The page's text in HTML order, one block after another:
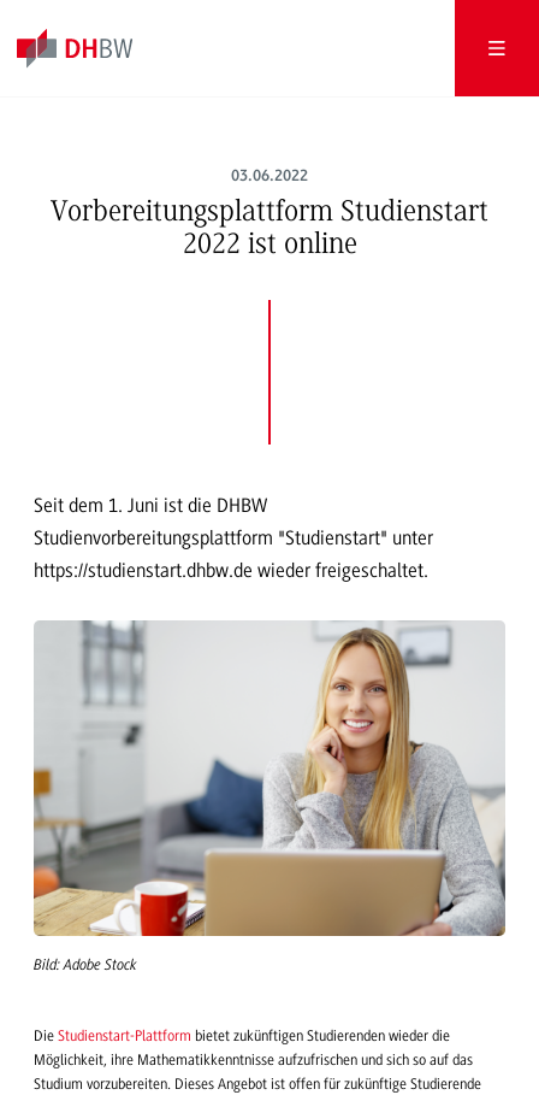
03.06.2022
Vorbereitungsplattform Studienstart
2022 ist online
​Seit dem 1. Juni ist die DHBW
Studienvorbereitungsplattform "Studienstart" unter
https://studienstart.dhbw.de wieder freigeschaltet.
Bild: Adobe Stock
Die Studienstart-Plattform bietet zukünftigen Studierenden wieder die
Möglichkeit, ihre Mathematikkenntnisse aufzufrischen und sich so auf das
Studium vorzubereiten. Dieses Angebot ist offen für zukünftige Studierende